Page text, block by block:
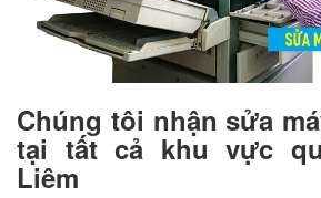
Chúng tôi nhận sửa
tại tất cả khu vực
Liêm